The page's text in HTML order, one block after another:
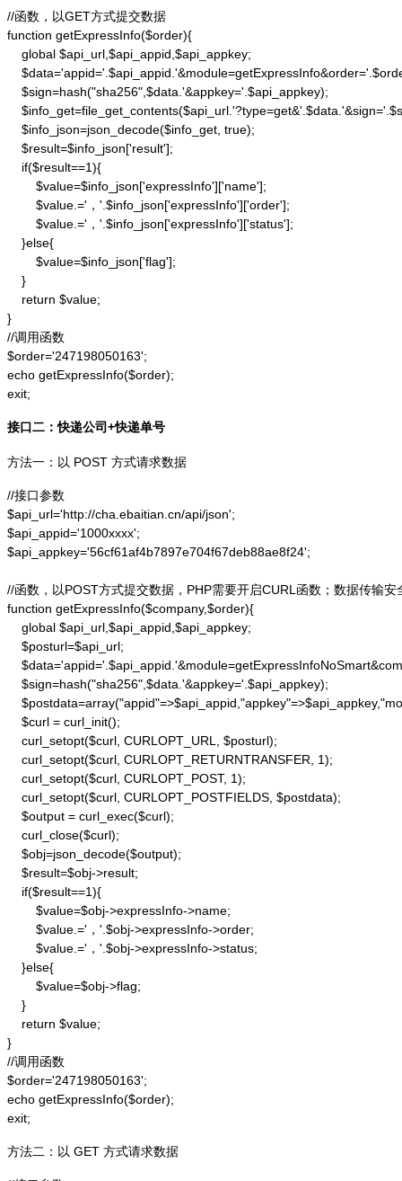
//函数，以GET方式提交数据
function getExpressInfo($order){
    global $api_url,$api_appid,$api_appkey;
    $sign=hash("sha256",$data.'&appkey='.$api_appkey);
    $info_json=json_decode($info_get, true);
    $result=$info_json['result'];
    if($result==1){
        $value=$info_json['expressInfo']['name'];
        $value.='，'.$info_json['expressInfo']['order'];
        $value.='，'.$info_json['expressInfo']['status'];
    }else{
        $value=$info_json['flag'];
    }
    return $value;
}
//调用函数
$order='247198050163';
echo getExpressInfo($order);
exit;
接口二：快递公司+快递单号
方法一：以 POST 方式请求数据
//接口参数
$api_url='http://cha.ebaitian.cn/api/json';
$api_appid='1000xxxx';
$api_appkey='56cf61af4b7897e704f67deb88ae8f24';
//函数，以POST方式提交数据，PHP需要开启CURL函数；数据传输安
function getExpressInfo($company,$order){
    global $api_url,$api_appid,$api_appkey;
    $posturl=$api_url;
    $sign=hash("sha256",$data.'&appkey='.$api_appkey);
    $curl = curl_init();
    curl_setopt($curl, CURLOPT_URL, $posturl);
    curl_setopt($curl, CURLOPT_RETURNTRANSFER, 1);
    curl_setopt($curl, CURLOPT_POST, 1);
    curl_setopt($curl, CURLOPT_POSTFIELDS, $postdata);
    $output = curl_exec($curl);
    curl_close($curl);
    $obj=json_decode($output);
    $result=$obj->result;
    if($result==1){
        $value=$obj->expressInfo->name;
        $value.='，'.$obj->expressInfo->order;
        $value.='，'.$obj->expressInfo->status;
    }else{
        $value=$obj->flag;
    }
    return $value;
}
//调用函数
$order='247198050163';
echo getExpressInfo($order);
exit;
方法二：以 GET 方式请求数据